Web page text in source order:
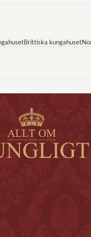
Brittiska kungahuset